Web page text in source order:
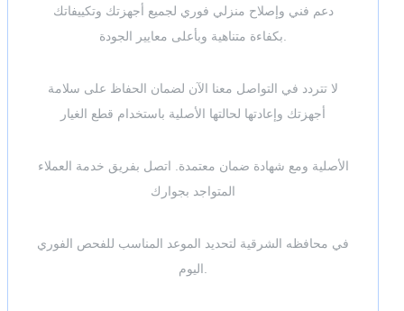
دعم فني وإصلاح منزلي فوري لجميع أجهزتك وتكييفاتك
لا تتردد في التواصل معنا الآن لضمان الحفاظ على سلامة
أجهزتك وإعادتها لحالتها الأصلية باستخدام قطع الغيار
الأصلية ومع شهادة ضمان معتمدة. اتصل بفريق خدمة العملاء
المتواجد بجوارك
في محافظه الشرقية لتحديد الموعد المناسب للفحص الفوري